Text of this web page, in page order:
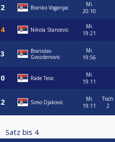
Branko Voganjac
Mi.
20:10
Nikola Stancevic
Mi.
19:21
Branislav
Gvozdenovic
Mi.
19:56
Rade Tesic
Mi.
19:11
Simo Djakovic
Mi.
19:11
Tisch
2
Satz bis 4